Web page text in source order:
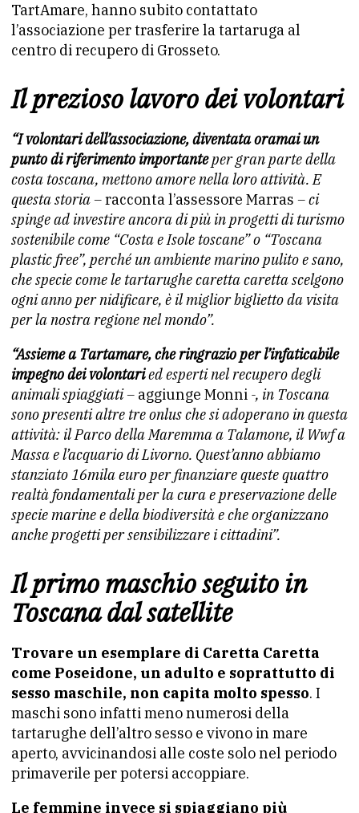
TartAmare, hanno subito contattato
l’associazione per trasferire la tartaruga al
centro di recupero di Grosseto.
Il prezioso lavoro dei volontari
“I volontari dell’associazione, diventata oramai un
punto di riferimento importanteper gran parte della
costa toscana, mettono amore nella loro attività. E
questa storia –racconta l’assessore Marras – ci
spinge ad investire ancora di più in progetti di turismo
sostenibile come “Costa e Isole toscane” o “Toscana
plastic free”, perché un ambiente marino pulito e sano,
che specie come le tartarughe caretta caretta scelgono
ogni anno per nidificare, è il miglior biglietto da visita
per la nostra regione nel mondo”.
“Assieme a Tartamare, che ringrazio per l’infaticabile
impegno dei volontaried esperti nel recupero degli
animali spiaggiati – aggiunge Monni -, in Toscana
sono presenti altre tre onlus che si adoperano in questa
attività: il Parco della Maremma a Talamone, il Wwf a
Massa e l’acquario di Livorno. Quest’anno abbiamo
stanziato 16mila euro per finanziare queste quattro
realtà fondamentali per la cura e preservazione delle
specie marine e della biodiversità e che organizzano
anche progetti per sensibilizzare i cittadini”.
Il primo maschio seguito in
Toscana dal satellite
Trovare un esemplare di Caretta Caretta
come Poseidone, un adulto e soprattutto di
sesso maschile, non capita molto spesso. I
maschi sono infatti meno numerosi della
tartarughe dell’altro sesso e vivono in mare
aperto, avvicinandosi alle coste solo nel periodo
primaverile per potersi accoppiare.
Le femmine invece si spiaggiano più